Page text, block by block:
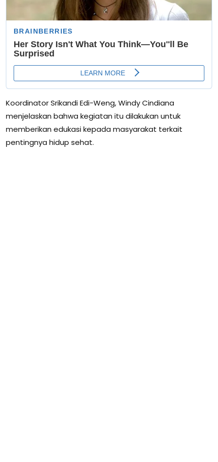
Koordinator Srikandi Edi-Weng, Windy Cindiana
menjelaskan bahwa kegiatan itu dilakukan untuk
memberikan edukasi kepada masyarakat terkait
pentingnya hidup sehat.